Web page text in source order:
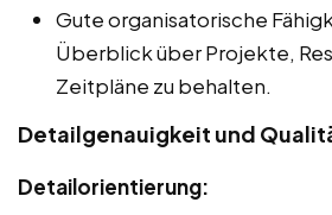
Gute organisatorische
Überblick über Projekte,
Zeitpläne zu behalten.
Detailgenauigkeit und
Detailorientierung: